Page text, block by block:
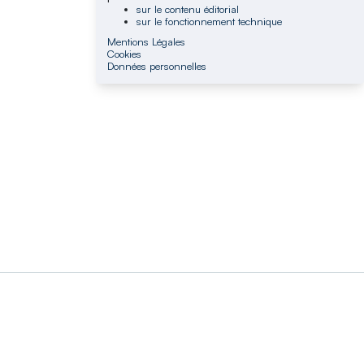
sur le contenu éditorial
sur le fonctionnement technique
Mentions Légales
Cookies
Données personnelles